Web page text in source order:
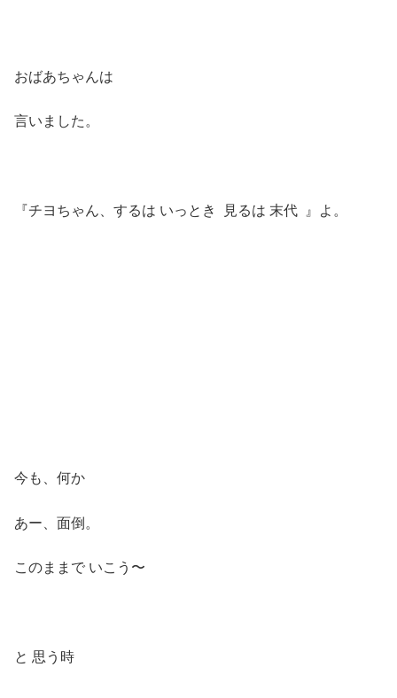
おばあちゃんは
言いました。
『チヨちゃん、するは いっとき 見るは 末代 』よ。
今も、何か
あー、面倒。
このままで いこう〜
と 思う時